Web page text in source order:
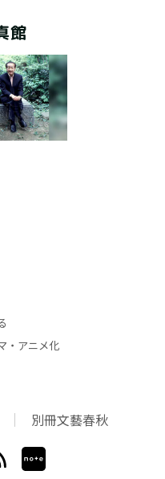
館
・アニメ化
別冊文藝春秋